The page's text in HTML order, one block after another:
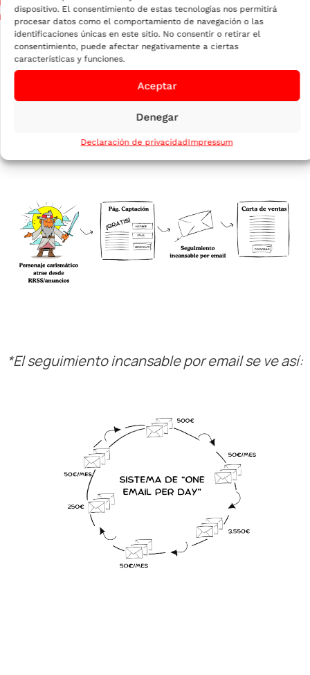
dispositivo. El consentimiento de estas tecnologías nos permitirá
procesar datos como el comportamiento de navegación o las
identificaciones únicas en este sitio. No consentir o retirar el
consentimiento, puede afectar negativamente a ciertas
características y funciones.
Aceptar
Denegar
Declaración de privacidadImpressum
EL SISTEMA SE
VE ASÍ:
*El seguimiento incansable por email se ve así: